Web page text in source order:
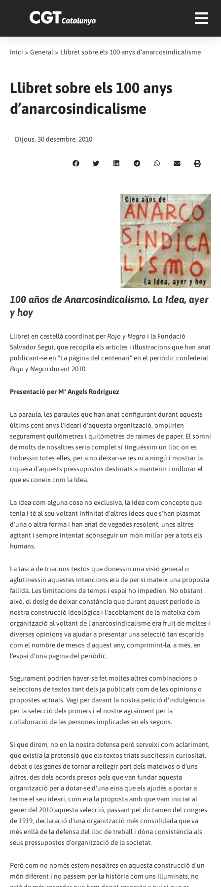
Inici > General > Llibret sobre els 100 anys d’anarcosindicalisme
Llibret sobre els 100 anys
d’anarcosindicalisme
Dijous, 30 desembre, 2010
100 años de Anarcosindicalismo. La Idea, ayer
y hoy
Llibret en castellà coordinat per Rojo y Negro i la Fundació
Salvador Seguí, que recopila els articles i il·lustracions que han anat
publicant-se en "La pàgina del centenari" en el periòdic confederal
Rojo y Negro durant 2010.
Presentació per Mª Angels Rodríguez
La paraula, les paraules que han anat configurant durant aquests
últims cent anys l'ideari d'aquesta organització, omplirien
segurament quilòmetres i quilòmetres de raimes de paper. El somni
de molts de nosaltres seria complet si tinguéssim un lloc on es
trobessin totes elles, per a no deixar-se res ni a ningú i mostrar la
riquesa d'aquests pressupostos destinats a mantenir i millorar el
que es coneix com la Idea.
La Idea com alguna cosa no exclusiva, la Idea com concepte que
tenia i té al seu voltant infinitat d'altres idees que s'han plasmat
d'una o altra forma i han anat de vegades resolent, unes altres
agitant i sempre intentat aconseguir un món millor per a tots els
humans.
La tasca de triar uns textos que donessin una visió general o
aglutinessin aquestes intencions era de per si mateix una proposta
fallida. Les limitacions de temps i espai ho impedien. No obstant
això, el desig de deixar constància que durant aquest període la
nostra construcció ideològica i l'acoblament de la mateixa com
organització al voltant de l'anarcosindicalisme era fruit de moltes i
diverses opinions va ajudar a presentar una selecció tan escarida
com el nombre de mesos d'aquest any, comprimint-la, a més, en
l'espai d'una pagina del periòdic.
Segurament podrien haver-se fet moltes altres combinacions o
seleccions de textos tant dels ja publicats com de les opinions o
propostes actuals. Vagi per davant la nostra petició d'indulgència
per la selecció dels primers i el nostre agraïment per la
col·laboració de les persones implicades en els segons.
Si que direm, no en la nostra defensa però serveixi com aclariment,
que existia la pretensió que els textos triats suscitessin curiositat,
debat o les ganes de tornar a rellegir part dels mateixos o d'uns
altres, des dels acords presos pels que van fundar aquesta
organització per a dotar-se d'una eina que els ajudés a portar a
terme el seu ideari, com era la proposta amb que vam iniciar al
gener del 2010 aquesta selecció, passant pel dictamen del congrés
de 1919, declaració d'una organització més consolidada que va
més enllà de la defensa del lloc de treball i dóna consistència als
seus pressupostos d'organització de la societat.
Però com no només estem nosaltres en aquesta construcció d'un
món diferent i no passem per la història com uns il·luminats, no